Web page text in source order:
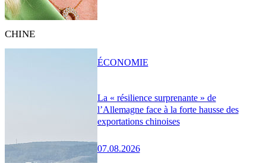
CHINE
La « résilience surprenante » de
l’Allemagne face à la forte hausse des
exportations chinoises
07.08.2026
ÉCONOMIE